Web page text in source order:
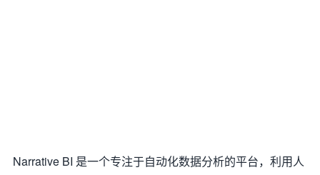
Narrative BI 是一个专注于自动化数据分析的平台，利用人